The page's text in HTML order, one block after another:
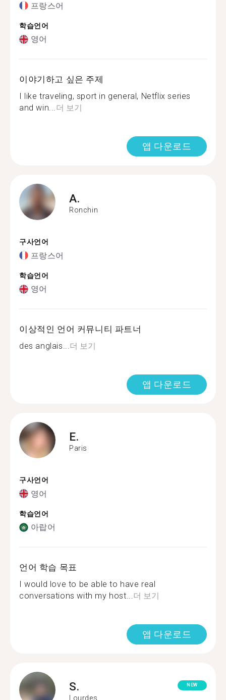
프랑스어
학습언어
영어
이야기하고 싶은 주제
I like traveling, sport in general, Netflix series
and win...더 보기
앱 다운로드
A.
Ronchin
구사언어
프랑스어
학습언어
영어
이상적인 언어 커뮤니티 파트너
des anglais...더 보기
앱 다운로드
E.
Paris
구사언어
영어
학습언어
아랍어
언어 학습 목표
I would love to be able to have real
conversations with my host...더 보기
앱 다운로드
S.
Lourdes
NEW